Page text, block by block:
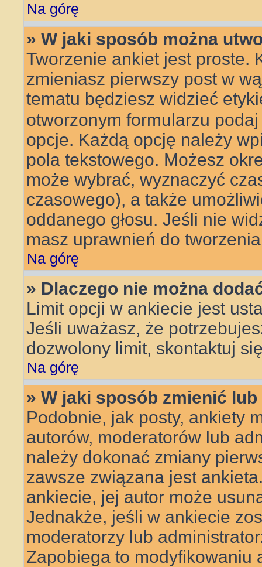
Na górę
» W jaki sposób można
Tworzenie ankiet jest proste.
zmieniasz pierwszy post w
tematu będziesz widzieć
otworzonym formularzu
opcje. Każdą opcję należy
pola tekstowego. Możesz
może wybrać, wyznaczyć
czasowego), a także
oddanego głosu. Jeśli nie
masz uprawnień do
Na górę
» Dlaczego nie można
Limit opcji w ankiecie jest
Jeśli uważasz, że
dozwolony limit, skontaktuj
Na górę
» W jaki sposób zmienić
Podobnie, jak posty, ankiety
autorów, moderatorów lub
należy dokonać zmiany
zawsze związana jest
ankiecie, jej autor może
Jednakże, jeśli w ankiecie
moderatorzy lub
Zapobiega to modyfikowaniu